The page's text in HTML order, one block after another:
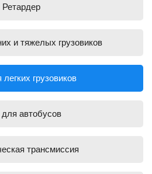
Ретардер
и тяжелых грузовиков
грузовиков
автобусов
трансмиссия